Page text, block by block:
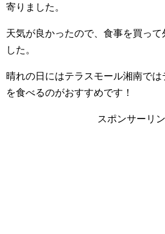
寄りました。
天気が良かったので、食事を買って
した。
晴れの日にはテラスモール湘南で
を食べるのがおすすめです！
スポンサーリ